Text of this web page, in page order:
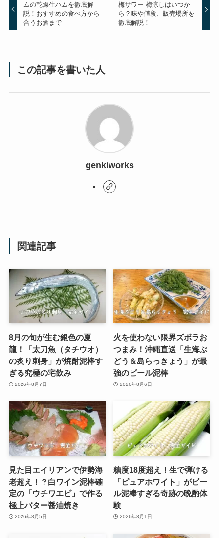
ムの乾燥生ハムを徹底解
説！おすすめの食べ方から
合うお酒まで
梅サワー 梅涼しはいつか
ら？味や値段、販売場所を
徹底解説！
この記事を書いた人
genkiworks
関連記事
8月の旬が生む銀色の夏
龍！「太刀魚（タチウオ）
の炙り刺身」が焼酎泥棒す
ぎる究極の宅飲み
2026年8月7日
火を使わない限界ズボラお
つまみ！沖縄直送「生海ぶ
どう＆島らっきょう」が最
強のビール泥棒
2026年8月6日
見た目エイリアンで伊勢海
老超え！？白ワイン泥棒確
定の「ウチワエビ」で作る
極上バター醤油焼き
2026年8月5日
糖度18度超え！生で弾ける
「ピュアホワイト」がビー
ル泥棒すぎる奇跡の晩酌体
験
2026年8月1日